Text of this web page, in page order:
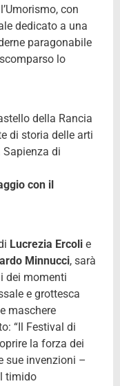
con
dedicato a una
paragonabile
lo
della Rancia
di storia delle arti
Sapienza di
con il
Lucrezia Ercoli e
Minnucci, sarà
dei momenti
e grottesca
maschere
“Il Festival di
la forza dei
sue invenzioni –
timido